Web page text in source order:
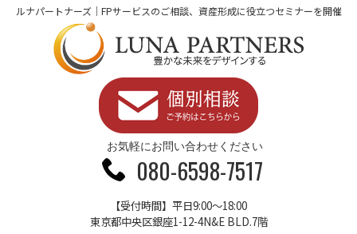
ルナパートナーズ｜FPサービスのご相談、資産形成に役立つセミナーを開催
お気軽にお問い合わせください
080-6598-7517
【受付時間】平日9:00～18:00
東京都中央区銀座1-12-4N&E BLD.7階